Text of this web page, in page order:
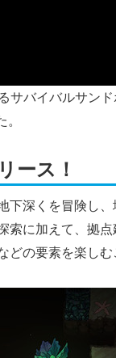
サバイバルサン
ース！
深くを冒険し
索に加えて、拠
の要素を楽しむ